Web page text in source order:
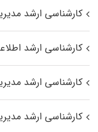
کارشناسی ارشد
کارشناسی ارشد
کارشناسی ارشد
کارشناسی ارشد